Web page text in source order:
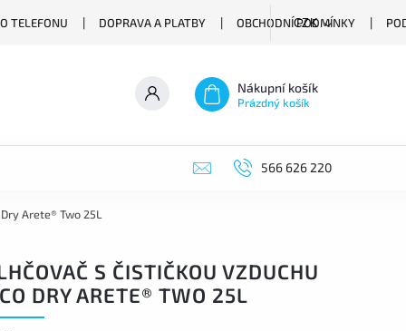
TELEFONU DOPRAVA A PLATBY OBCHODNÍ PODMÍNKY
CZK
Nákupní košík
Prázdný košík
566 626 220
Arete® Two 25L
S ČISTIČKOU VZDUCHU
DRY ARETE® TWO 25L